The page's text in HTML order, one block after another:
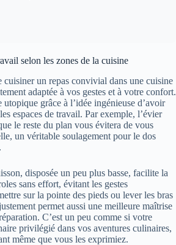
selon les zones de la cuisine
cuisiner un repas convivial dans une cuisine
adaptée à vos gestes et à votre confort.
utopique grâce à l’idée ingénieuse d’avoir
espaces de travail. Par exemple, l’évier
le reste du plan vous évitera de vous
un véritable soulagement pour le dos
disposée un peu plus basse, facilite la
sans effort, évitant les gestes
sur la pointe des pieds ou lever les bras
permet aussi une meilleure maîtrise
C’est un peu comme si votre
privilégié dans vos aventures culinaires,
même que vous les exprimiez.